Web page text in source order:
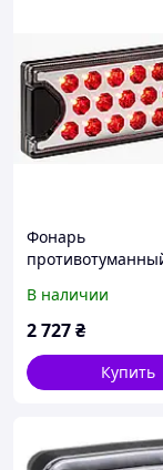
Фонарь
60310
В наличии
2 727₴
Купить